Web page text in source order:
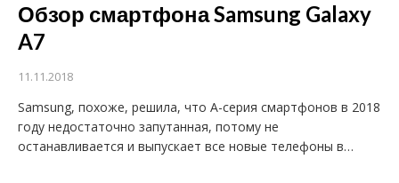
Обзор смартфона Samsung Galaxy
A7
11.11.2018
Samsung, похоже, решила, что А-серия смартфонов в 2018
году недостаточно запутанная, потому не
останавливается и выпускает все новые телефоны в…